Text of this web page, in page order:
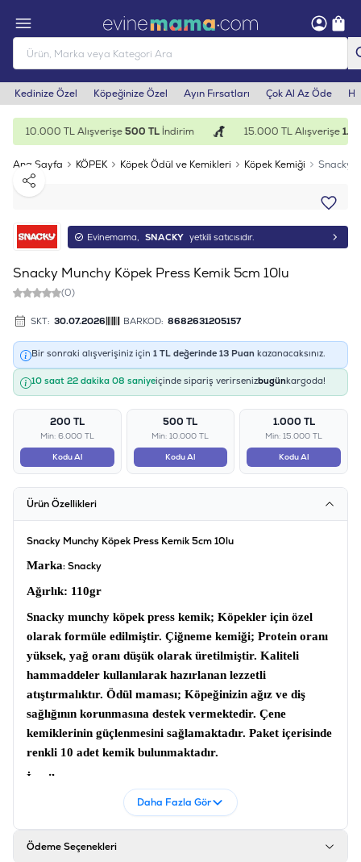
Kedinize Özel Köpeğinize Özel Ayın Fırsatları Çok Al Az Öde
10.000 TL Alışverişe500 TLİndirim 15.000 TL Alışverişe
Ana Sayfa KÖPEK Köpek Ödül ve Kemikleri Köpek Kemiği
Snacky
Paylaş
Evinemama, SNACKY yetkili satıcısıdır.
Snacky Munchy Köpek Press Kemik 5cm 10lu
(0)
SKT: 30.07.2026 BARKOD: 8682631205157
Bir sonraki alışverişiniz için 1 TL değerinde 13 Puan kazanacaksınız.
10 saat 22 dakika 08 saniyeiçinde sipariş verirsenizbugünkargoda!
200 TL
Min: 6.000 TL
Kodu Al
500 TL
Min: 10.000 TL
Kodu Al
1.000 TL
Min: 15.000 TL
Kodu Al
Ürün Özellikleri
Snacky Munchy Köpek Press Kemik 5cm 10lu
Marka: Snacky
Ağırlık: 110gr
Snacky munchy köpek press kemik; Köpekler için özel
olarak formüle edilmiştir. Çiğneme kemiği; Protein oranı
yüksek, yağ oranı düşük olarak üretilmiştir. Kaliteli
hammaddeler kullanılarak hazırlanan lezzetli
atıştırmalıktır. Ödül maması; Köpeğinizin ağız ve diş
sağlığının korunmasına destek vermektedir. Çene
kemiklerinin güçlenmesini sağlamaktadır. Paket içerisinde
renkli 10 adet kemik bulunmaktadır.
İçerik
%80 sığır derisi, %19.9 nişasta, %0,01 AB izinli
Analiz
Daha Fazla Gör
Ödeme Seçenekleri